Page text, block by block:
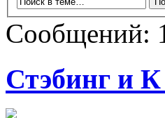
Сообщений:
Стэбинг и